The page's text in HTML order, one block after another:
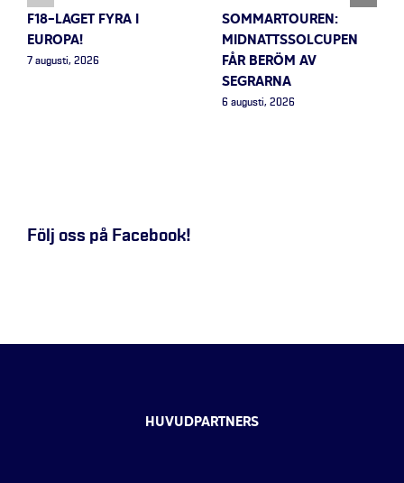
F18-LAGET FYRA I
EUROPA!
7 augusti, 2026
SOMMARTOUREN:
MIDNATTSSOLCUPEN
FÅR BERÖM AV
SEGRARNA
6 augusti, 2026
Följ oss på Facebook!
HUVUDPARTNERS